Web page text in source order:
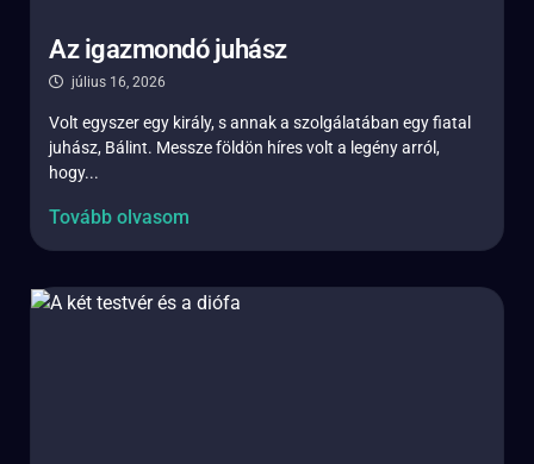
Az igazmondó juhász
július 16, 2026
Volt egyszer egy király, s annak a szolgálatában egy fiatal
juhász, Bálint. Messze földön híres volt a legény arról,
hogy...
Tovább olvasom